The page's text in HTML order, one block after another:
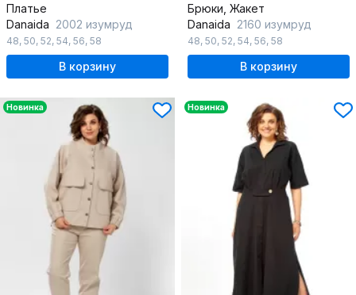
Платье
Danaida 2002 изумруд
48, 50, 52, 54, 56, 58
В корзину
Брюки, Жакет
Danaida 2160 изумруд
48, 50, 52, 54, 56, 58
В корзину
Новинка Новинка